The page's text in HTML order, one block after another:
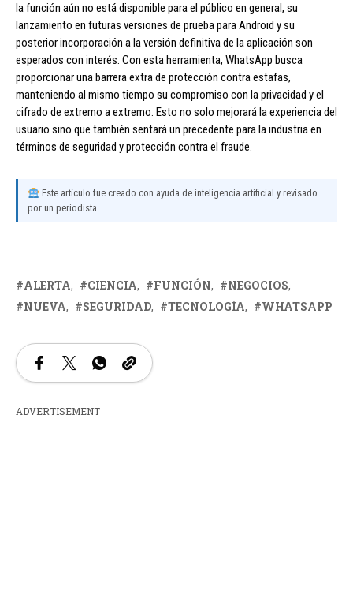
la función aún no está disponible para el público en general, su
lanzamiento en futuras versiones de prueba para Android y su
posterior incorporación a la versión definitiva de la aplicación son
esperados con interés. Con esta herramienta, WhatsApp busca
proporcionar una barrera extra de protección contra estafas,
manteniendo al mismo tiempo su compromiso con la privacidad y el
cifrado de extremo a extremo. Esto no solo mejorará la experiencia del
usuario sino que también sentará un precedente para la industria en
términos de seguridad y protección contra el fraude.
Este artículo fue creado con ayuda de inteligencia artificial y revisado
por un periodista.
ALERTA CIENCIA FUNCIÓN
NEGOCIOS
NUEVA
SEGURIDAD TECNOLOGÍA WHATSAPP
ADVERTISEMENT